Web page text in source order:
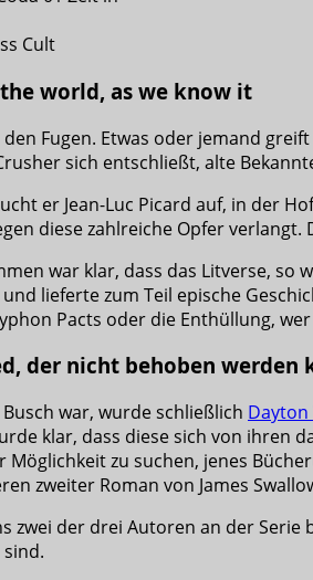
Cult
world, as we know it
Fugen. Etwas oder jemand
sich entschließt, alte
er Jean-Luc Picard auf, in der
diese zahlreiche Opfer
war klar, dass das Litverse, so
lieferte zum Teil epische
Pacts oder die Enthüllung,
der nicht behoben werden
war, wurde schließlich Dayton
klar, dass diese sich von ihren
Möglichkeit zu suchen, jenes
zweiter Roman von James
zwei der drei Autoren an der